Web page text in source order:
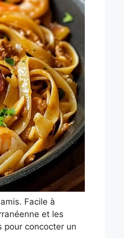
Facile à
et les
pour concocter un